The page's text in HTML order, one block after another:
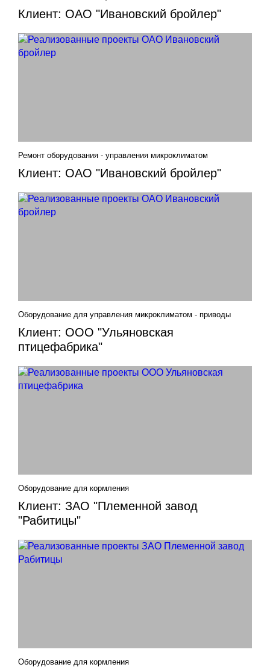
Клиент: ОАО "Ивановский бройлер"
Клиент: ОАО "Ивановский бройлер"
Ремонт оборудования - управления микроклиматом
Клиент: ООО "Ульяновская
птицефабрика"
Оборудование для управления микроклиматом - приводы
Клиент: ЗАО "Племенной завод
"Рабитицы"
Оборудование для кормления
Оборудование для кормления